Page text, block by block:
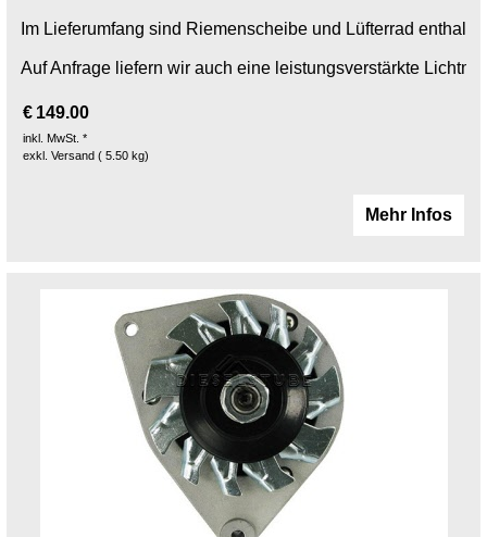
Im Lieferumfang sind Riemenscheibe und Lüfterrad
Auf Anfrage liefern wir auch eine leistungsverstärkte
€ 149.00
inkl. MwSt. *
exkl. Versand
5.50 kg
Mehr Infos